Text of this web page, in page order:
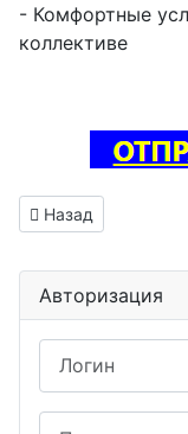
- Комфортные
коллективе
Предыдущий:
Назад
Авторизация